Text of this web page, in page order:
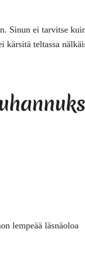
Sinun ei tarvitse
teltassa
lempeää läsnäoloa